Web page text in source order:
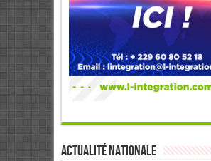
Actualité Nationale